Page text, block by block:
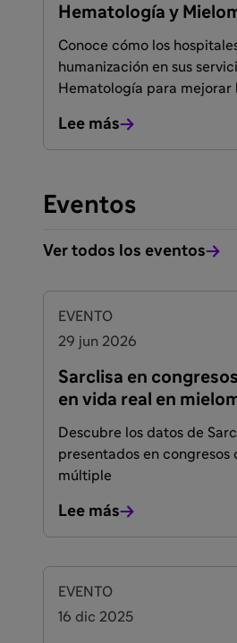
Hematología y
Conoce cómo los
humanización en sus
Hematología para mejorar
el documento completo y
proceso de certificación
Lee más
Eventos
Ver todos los eventos
EVENTO
29 jun 2026
Sarclisa en
en vida real en
Descubre los datos de
presentados en congresos
múltiple
Lee más
EVENTO
16 dic 2025